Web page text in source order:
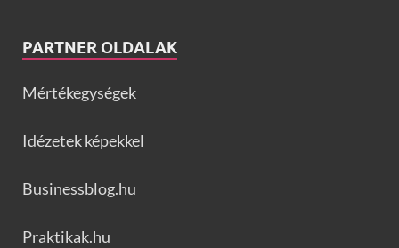
PARTNER OLDALAK
Mértékegységek
Idézetek képekkel
Businessblog.hu
Praktikak.hu